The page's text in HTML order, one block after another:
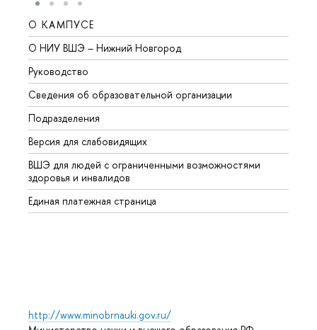
О КАМПУСЕ
О НИУ ВШЭ – Нижний Новгород
Руководство
Сведения об образовательной организации
Подразделения
Версия для слабовидящих
ВШЭ для людей с ограниченными возможностями
здоровья и инвалидов
Единая платежная страница
http://www.minobrnauki.gov.ru/